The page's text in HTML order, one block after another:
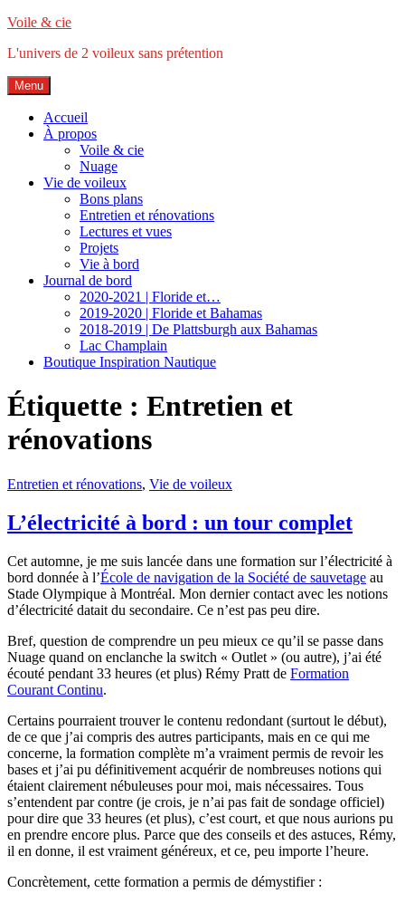
Accéder
contenu
Voile & cie
L'univers de 2 voileux sans prétention
Menu
Accueil
À propos
Voile & cie
Nuage
Vie de voileux
Bons plans
Entretien et rénovations
Lectures et vues
Projets
Vie à bord
Journal de bord
2020-2021 | Floride et…
2019-2020 | Floride et Bahamas
2018-2019 | De Plattsburgh aux Bahamas
Lac Champlain
Boutique Inspiration Nautique
Étiquette : Entretien et
rénovations
Entretien et rénovations, Vie de voileux
L’électricité à bord : un tour complet
Cet automne, je me suis lancée dans une formation sur l’électricité à
bord donnée à l’École de navigation de la Société de sauvetage au
Stade Olympique à Montréal. Mon dernier contact avec les notions
d’électricité datait du secondaire. Ce n’est pas peu dire.
Bref, question de comprendre un peu mieux ce qu’il se passe dans
Nuage quand on enclanche la switch « Outlet » (ou autre), j’ai été
écouté pendant 33 heures (et plus) Rémy Pratt de Formation
Courant Continu.
Certains pourraient trouver le contenu redondant (surtout le début),
de ce que j’ai compris des autres participants, mais en ce qui me
concerne, la formation complète m’a vraiment permis de revoir les
bases et j’ai pu définitivement acquérir de nombreuses notions qui
étaient clairement nébuleuses pour moi, mais nécessaires. Tous
s’entendent par contre (je crois, je n’ai pas fait de sondage officiel)
pour dire que 33 heures (et plus), c’est court, et que nous aurions pu
en prendre encore plus. Parce que des conseils et des astuces, Rémy,
il en donne, il est vraiment généreux, et ce, peu importe l’heure.
Concrètement, cette formation a permis de démystifier :